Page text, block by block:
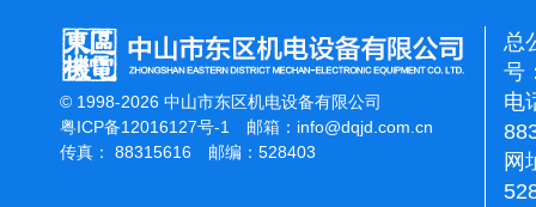
© 1998-2026 中山市东区机电设备有限公司
粤ICP备12016127号-1
邮箱： info@dqjd.com.cn
传真： 88315616 邮编：528403
总
号
电
网